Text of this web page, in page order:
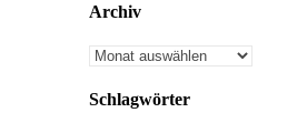
Archiv
Archiv
Schlagwörter